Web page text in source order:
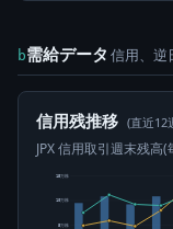
b需給データ 信用、逆
信用残推移 (直近12
JPX 信用取引週末残高
5万株
10万株
15万株